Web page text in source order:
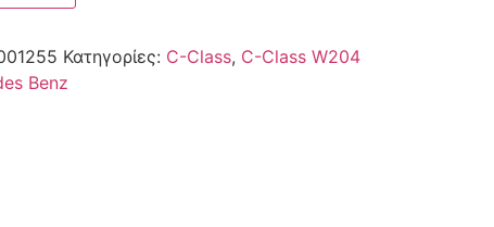
Κατηγορίες: C-Class, C-Class W204
Benz